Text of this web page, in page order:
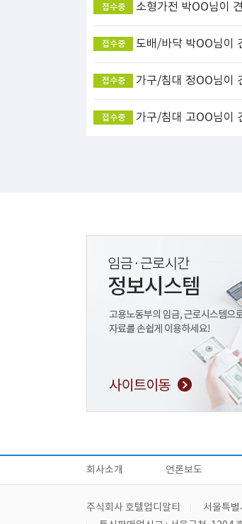
소형가전
접수중 박OO님이
도배/바닥
접수중 박OO님이
가구/침대
접수중 정OO님이
가구/침대
접수중 고OO님이
회사소개 언론보도
주식회사 호텔업디알티 서울특